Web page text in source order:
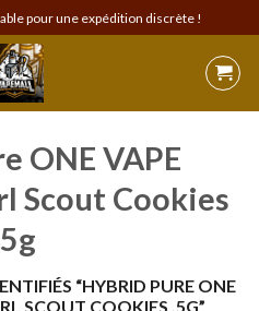
pour une expédition discrète !
ONE VAPE
Scout Cookies
“HYBRID PURE ONE
SCOUT COOKIES .5G”